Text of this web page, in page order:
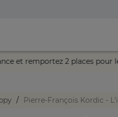
votre chance et remportez 2
Pierre-François Kordic -